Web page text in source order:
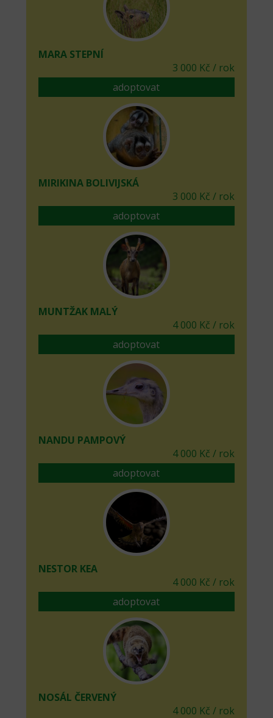
MARA STEPNÍ
3 000 Kč / rok
adoptovat
MIRIKINA BOLIVIJSKÁ
3 000 Kč / rok
adoptovat
MUNTŽAK MALÝ
4 000 Kč / rok
adoptovat
NANDU PAMPOVÝ
4 000 Kč / rok
adoptovat
NESTOR KEA
4 000 Kč / rok
adoptovat
NOSÁL ČERVENÝ
4 000 Kč / rok